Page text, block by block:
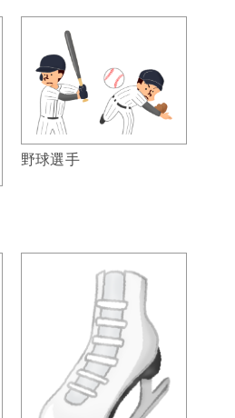
野球選手